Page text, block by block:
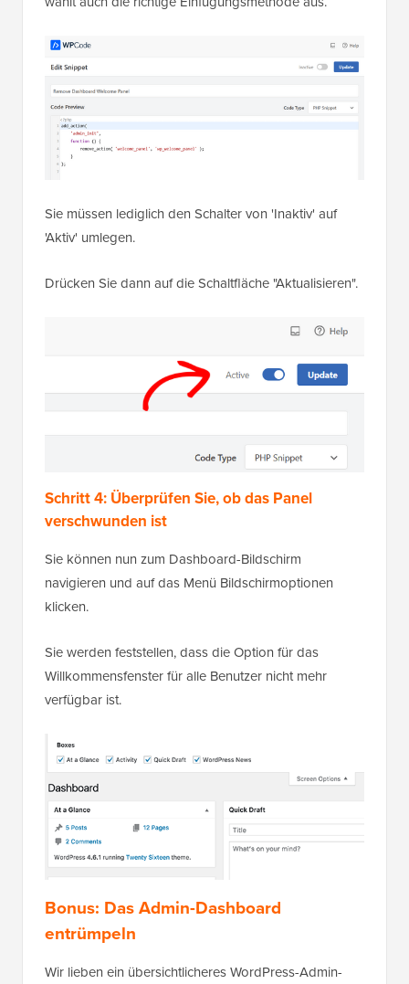
Sie müssen lediglich den Schalter von 'Inaktiv' auf
'Aktiv' umlegen.
Drücken Sie dann auf die Schaltfläche "Aktualisieren".
Schritt 4: Überprüfen Sie, ob das Panel
verschwunden ist
Sie können nun zum Dashboard-Bildschirm
navigieren und auf das Menü Bildschirmoptionen
klicken.
Sie werden feststellen, dass die Option für das
Willkommensfenster für alle Benutzer nicht mehr
verfügbar ist.
Bonus: Das Admin-Dashboard
entrümpeln
Wir lieben ein übersichtlicheres WordPress-Admin-